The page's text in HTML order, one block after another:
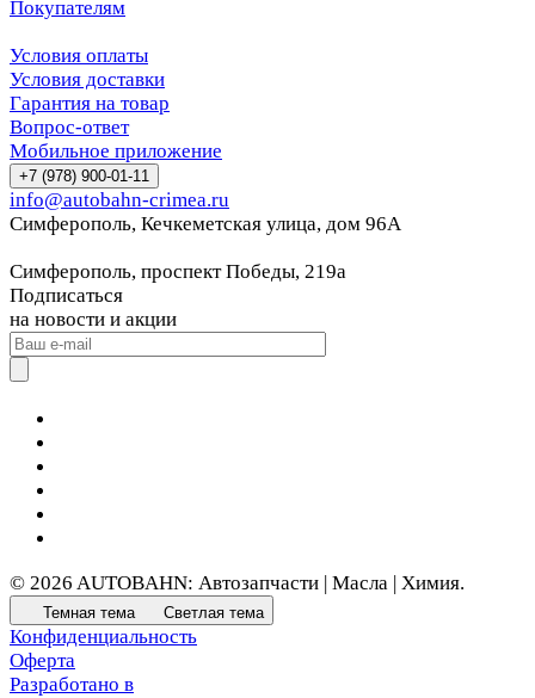
Покупателям
Условия оплаты
Условия доставки
Гарантия на товар
Вопрос-ответ
Мобильное приложение
+7 (978) 900-01-11
info@autobahn-crimea.ru
Симферополь, Кечкеметская улица, дом 96А
Симферополь, проспект Победы, 219а
Подписаться
на новости и акции
© 2026 AUTOBAHN: Автозапчасти | Масла | Химия.
Темная тема Светлая тема
Конфиденциальность
Оферта
Разработано в